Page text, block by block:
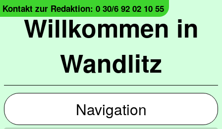
Willkommen in
Wandlitz
Kontakt zur Redaktion: 0 30/6 92 02 10 55
Navigation